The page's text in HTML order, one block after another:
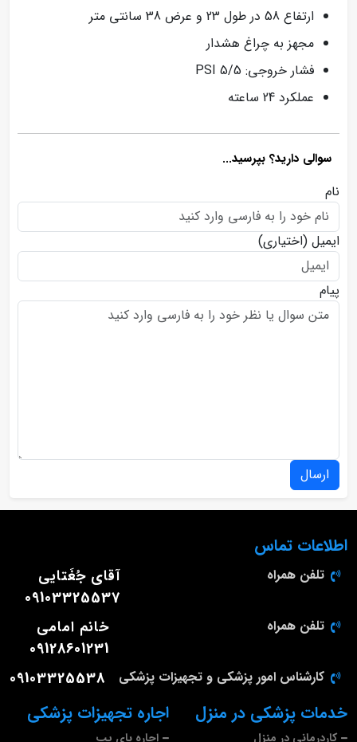
ارتفاع 58 در طول 23 و عرض 38 سانتی متر
مجهز به چراغ هشدار
فشار خروجی: 5/5 PSI
عملکرد 24 ساعته
سوالی دارید؟ بپرسید...
نام
ایمیل (اختیاری)
پیام
ارسال
اجاره تجهیزات پزشکی
اجاره بای پپ
خدمات پزشکی در منزل
کاردرمانی در منزل
اطلاعات تماس
تلفن همراه
آقای جُغَتایی
09103325537
تلفن همراه
خانم امامی
09128601231
کارشناس امور پزشکی و تجهیزات پزشکی 09103325538